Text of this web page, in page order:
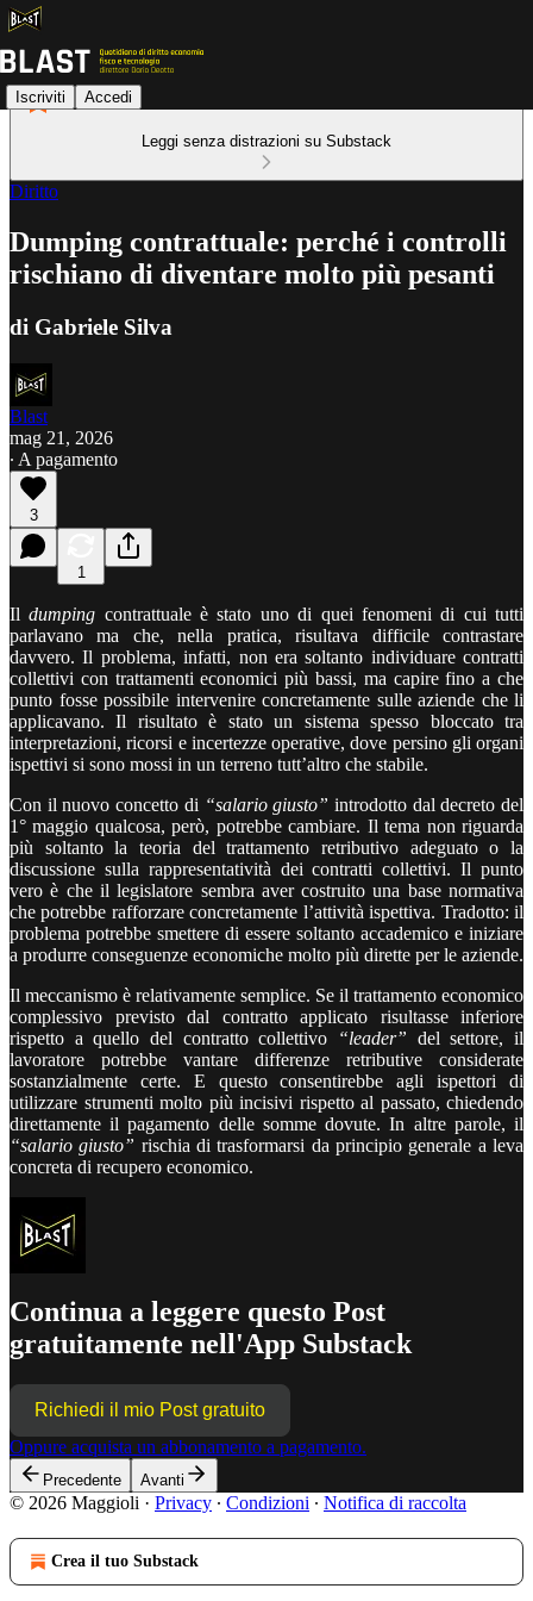
Iscriviti Accedi
Leggi senza distrazioni su Substack
Diritto
Dumping contrattuale: perché i controlli
rischiano di diventare molto più pesanti
di Gabriele Silva
Blast
mag 21, 2026
∙ A pagamento
3
1
Ildumping contrattuale è stato uno di quei fenomeni di cui tutti
parlavano ma che, nella pratica, risultava difficile contrastare
davvero. Il problema, infatti, non era soltanto individuare contratti
collettivi con trattamenti economici più bassi, ma capire fino a che
punto fosse possibile intervenire concretamente sulle aziende che li
applicavano. Il risultato è stato un sistema spesso bloccato tra
interpretazioni, ricorsi e incertezze operative, dove persino gli organi
ispettivi si sono mossi in un terreno tutt’altro che stabile.
Con il nuovo concetto di “salario giusto” introdotto dal decreto del
1° maggio qualcosa, però, potrebbe cambiare. Il tema non riguarda
più soltanto la teoria del trattamento retributivo adeguato o la
discussione sulla rappresentatività dei contratti collettivi. Il punto
vero è che il legislatore sembra aver costruito una base normativa
che potrebbe rafforzare concretamente l’attività ispettiva. Tradotto: il
problema potrebbe smettere di essere soltanto accademico e iniziare
a produrre conseguenze economiche molto più dirette per le aziende.
Il meccanismo è relativamente semplice. Se il trattamento economico
complessivo previsto dal contratto applicato risultasse inferiore
rispetto a quello del contratto collettivo
“leader” del settore, il
lavoratore potrebbe vantare differenze retributive considerate
sostanzialmente certe. E questo consentirebbe agli ispettori di
utilizzare strumenti molto più incisivi rispetto al passato, chiedendo
direttamente il pagamento delle somme dovute. In altre parole, il
“salario giusto” rischia di trasformarsi da principio generale a leva
concreta di recupero economico.
Continua a leggere questo Post
gratuitamente nell'App Substack
Richiedi il mio Post gratuito
Oppure acquista un abbonamento a pagamento.
Precedente Avanti
© 2026 Maggioli · Privacy ∙ Condizioni ∙ Notifica di raccolta
Crea il tuo Substack